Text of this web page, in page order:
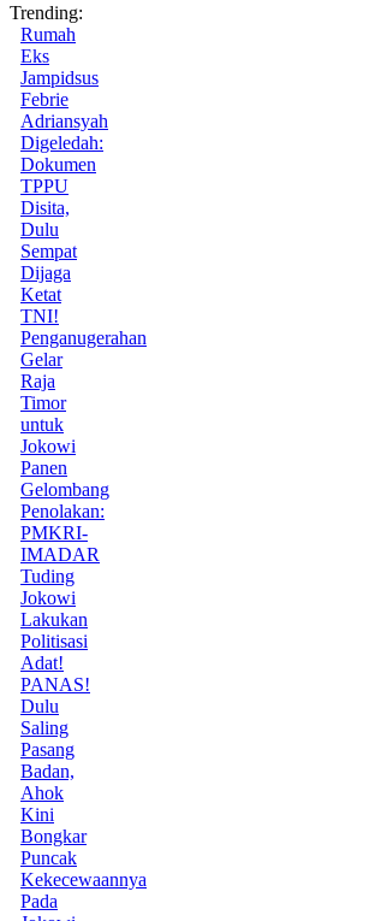
Trending:
Rumah
Eks
Jampidsus
Febrie
Adriansyah
Digeledah:
Dokumen
TPPU
Disita,
Dulu
Sempat
Dijaga
Ketat
TNI!
Penganugerahan
Gelar
Raja
Timor
untuk
Jokowi
Panen
Gelombang
Penolakan:
PMKRI-
IMADAR
Tuding
Jokowi
Lakukan
Politisasi
Adat!
PANAS!
Dulu
Saling
Pasang
Badan,
Ahok
Kini
Bongkar
Puncak
Kekecewaannya
Pada